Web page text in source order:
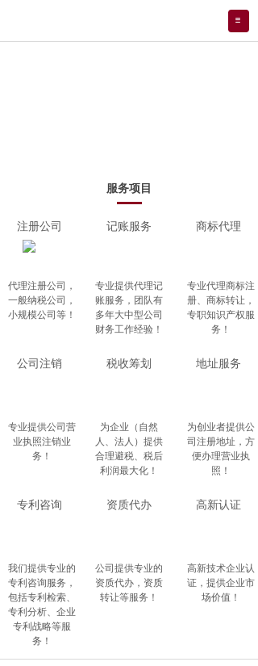
服务项目
注册公司 商标代理
记账服务
专业提供代理记
账服务，团队有
多年大中型公司
财务工作经验！
代理注册公司，
一般纳税公司，
小规模公司等！
专业代理商标注
册、商标转让，
专职知识产权服
务！
公司注销 税收筹划 地址服务
专业提供公司营
业执照注销业
务！
为企业（自然
人、法人）提供
合理避税、税后
利润最大化！
为创业者提供公
司注册地址，方
便办理营业执
照！
高新认证
资质代办
专利咨询
公司提供专业的
资质代办，资质
转让等服务！
高新技术企业认
证，提供企业市
场价值！
我们提供专业的
专利咨询服务，
包括专利检索、
专利分析、企业
专利战略等服
务！